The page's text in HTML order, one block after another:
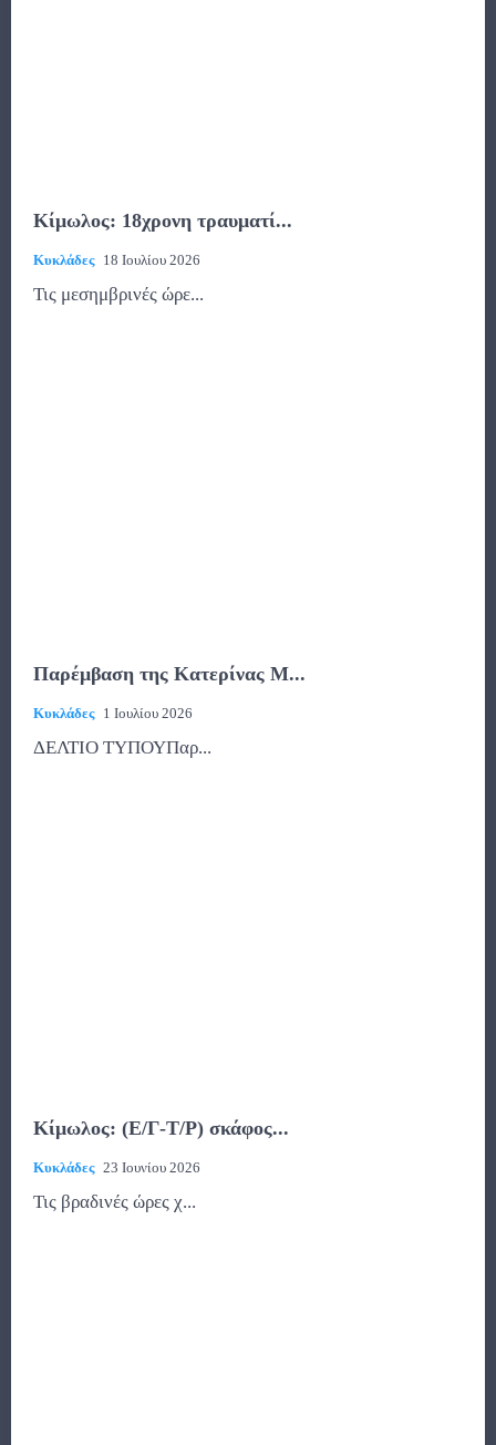
Κίμωλος: 18χρονη τραυματί...
Κυκλάδες 18 Ιουλίου 2026
Τις μεσημβρινές ώρε...
Παρέμβαση της Κατερίνας Μ...
Κυκλάδες 1 Ιουλίου 2026
ΔΕΛΤΙΟ ΤΥΠΟΥΠαρ...
Κίμωλος: (Ε/Γ-Τ/Ρ) σκάφος...
Κυκλάδες 23 Ιουνίου 2026
Τις βραδινές ώρες χ...